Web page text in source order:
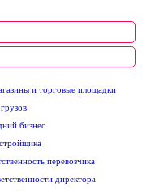
и торговые площадки
бизнес
перевозчика
директора